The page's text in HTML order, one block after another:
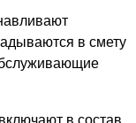
в смету
в состав